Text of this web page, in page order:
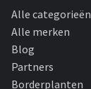
Alle categorieën
Alle merken
Blog
Partners
Borderplanten